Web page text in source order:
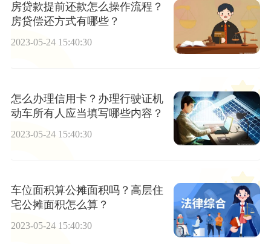
房贷款提前还款怎么操作流程？
房贷偿还方式有哪些？
2023-05-24 15:40:30
怎么办理信用卡？办理行驶证机
动车所有人应当填写哪些内容？
2023-05-24 15:40:30
车位面积算公摊面积吗？高层住
宅公摊面积怎么算？
2023-05-24 15:40:30